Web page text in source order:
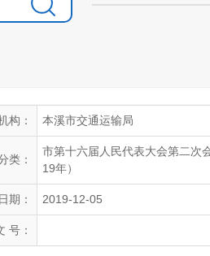
构： 本溪市交通运输局
类：
市第十六届人民代表大会第二次
19年）
期： 2019-12-05
号：